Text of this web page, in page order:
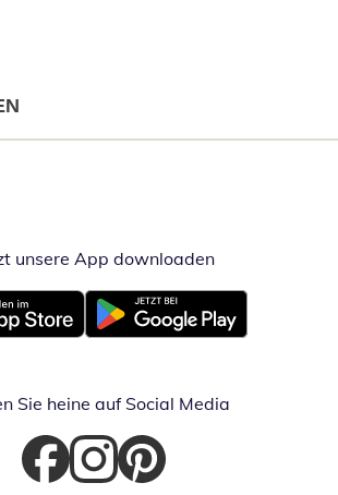
unsere App downloadenÖffnet in
neuem FensterÖffnet in neuem Fenster
Sie heine auf Social Media
Öffnet in neuem Fenster
Öffnet in neuem Fenster
Öffnet in neuem Fenster